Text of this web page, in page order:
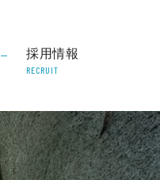
採用情報
RECRUIT